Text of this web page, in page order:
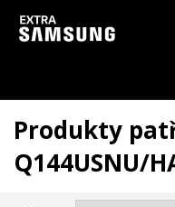
Vzhledem k aktuální situaci
zpozdit.
Produkty
Q144USNU/